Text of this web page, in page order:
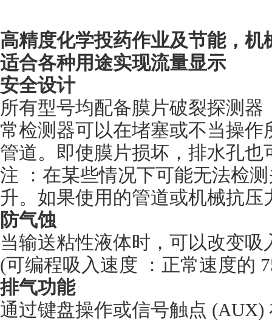
高精度化学投药作业及节能， 机
适合各种用途实现流量显示
安全设计
所有型号均配备膜片破裂探测
常检测器可以在堵塞或不当操
管道。即使膜片损坏，排水孔也
注 ：在某些情况下可能无法检
升。如果使用的管道或机械抗
防气蚀
当输送粘性液体时，可以改变
(可编程吸入速度 ：正常速度的
排气功能
通过键盘操作或信号触点